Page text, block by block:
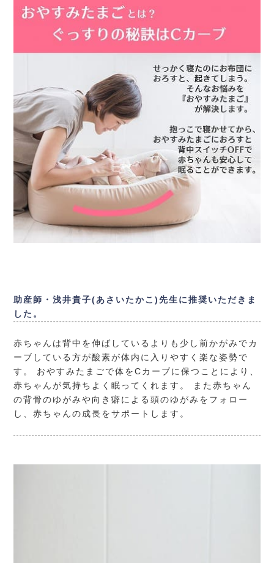
助産師・浅井貴子(あさいたかこ)先生に推奨いただきま
した。
赤ちゃんは背中を伸ばしているよりも少し前かがみでカ
ーブしている方が酸素が体内に入りやすく楽な姿勢で
す。 おやすみたまごで体をCカーブに保つことにより、
赤ちゃんが気持ちよく眠ってくれます。 また赤ちゃん
の背骨のゆがみや向き癖による頭のゆがみをフォロー
し、赤ちゃんの成長をサポートします。